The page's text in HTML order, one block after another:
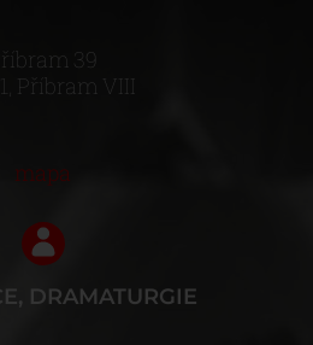
39
Příbram VIII
mapa
DRAMATURGIE